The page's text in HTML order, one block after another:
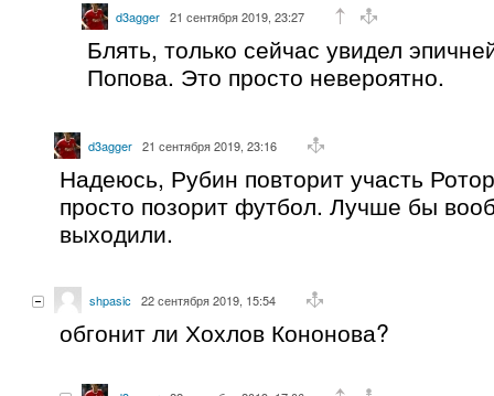
d3agger 21 сентября 2019, 23:27
Блять, только сейчас увидел
Попова. Это просто невероятно.
d3agger 21 сентября 2019, 23:16
Надеюсь, Рубин повторит участь
просто позорит футбол. Лучше бы
выходили.
shpasic 22 сентября 2019, 15:54
обгонит ли Хохлов Кононова?